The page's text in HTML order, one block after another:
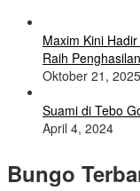
Maxim Kini
Raih
Oktober 21, 2025
Suami di Tebo
April 4, 2024
Bungo